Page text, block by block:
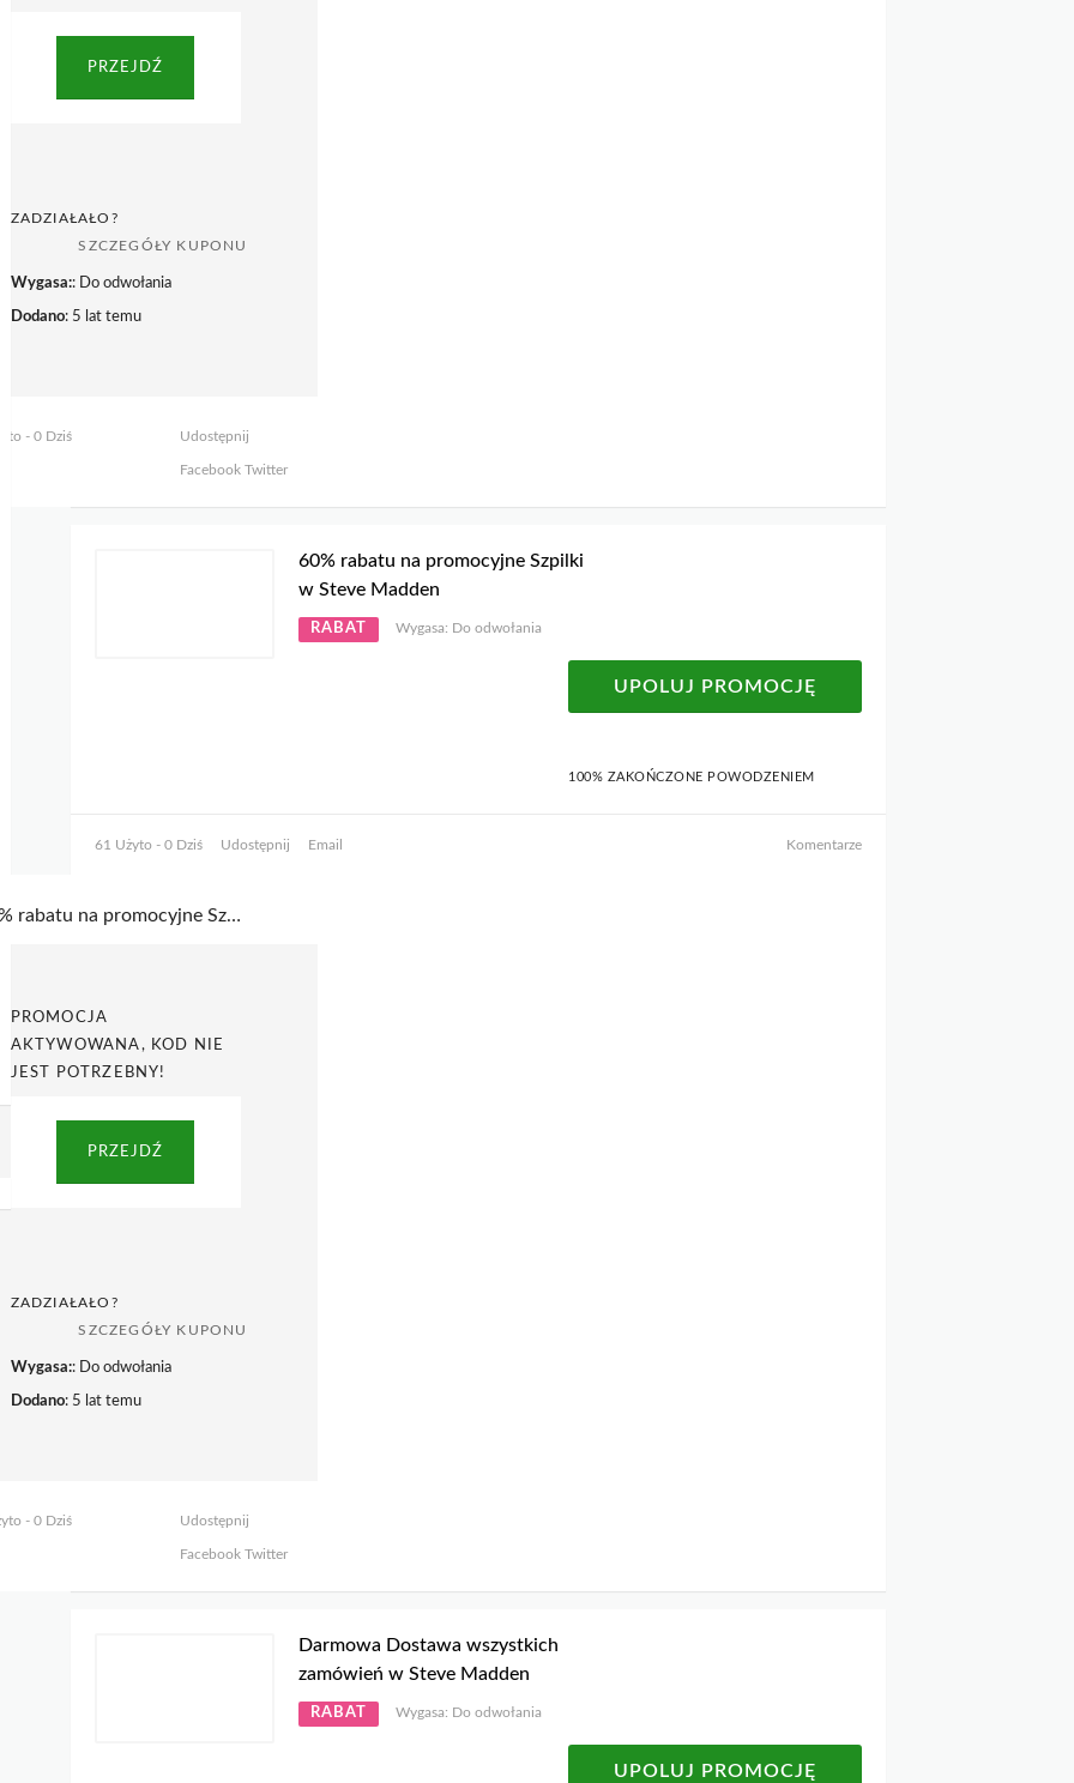
PRZEJDŹ
ZADZIAŁAŁO?
SZCZEGÓŁY KUPONU
Wygasa:: Do odwołania
Dodano: 5 lat temu
- 0 Dziś Udostępnij
FacebookTwitter
60% rabatu na promocyjne Szpilki
w Steve Madden
RABAT Wygasa: Do odwołania
UPOLUJ PROMOCJĘ
100% ZAKOŃCZONE POWODZENIEM
61 Użyto - 0 Dziś Udostępnij Email Komentarze
60% rabatu na promocyjne Szpilki w Steve Madden
PROMOCJA
AKTYWOWANA, KOD NIE
JEST POTRZEBNY!
PRZEJDŹ
ZADZIAŁAŁO?
SZCZEGÓŁY KUPONU
Wygasa:: Do odwołania
Dodano: 5 lat temu
- 0 Dziś Udostępnij
FacebookTwitter
Darmowa Dostawa wszystkich
zamówień w Steve Madden
RABAT Wygasa: Do odwołania
UPOLUJ PROMOCJĘ